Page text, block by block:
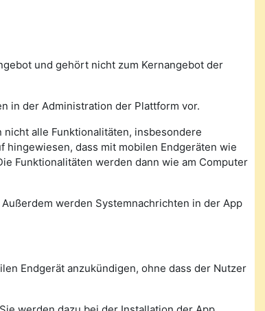
und gehört nicht zum Kernangebot der
in der Administration der Plattform vor.
alle Funktionalitäten, insbesondere
dass mit mobilen Endgeräten wie
Funktionalitäten werden dann wie am Computer
werden Systemnachrichten in der App
Endgerät anzukündigen, ohne dass der Nutzer